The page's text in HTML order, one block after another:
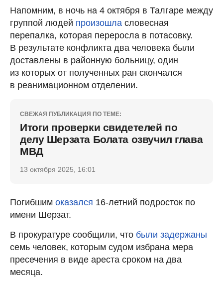
Напомним, в ночь на 4 октября в Талгаре между
группой людей произошла словесная
перепалка, которая переросла в потасовку.
В результате конфликта два человека были
доставлены в районную больницу, один
из которых от полученных ран скончался
в реанимационном отделении.
СВЕЖАЯ ПУБЛИКАЦИЯ ПО ТЕМЕ:
Итоги проверки свидетелей по
делу Шерзата Болата озвучил глава
МВД
13 октября 2025, 16:01
Погибшим оказался 16-летний подросток по
имени Шерзат.
В прокуратуре сообщили, что были задержаны
семь человек, которым судом избрана мера
пресечения в виде ареста сроком на два
месяца.